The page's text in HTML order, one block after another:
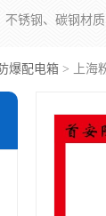
爆配电箱 > 上海